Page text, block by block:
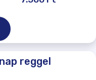
reggel